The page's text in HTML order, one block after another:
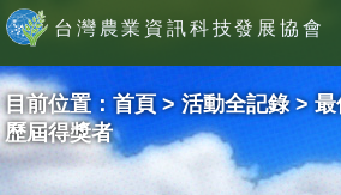
台灣農業資訊科技發展協會
目前位置：首頁 >活動全記錄>最
歷屆得獎者